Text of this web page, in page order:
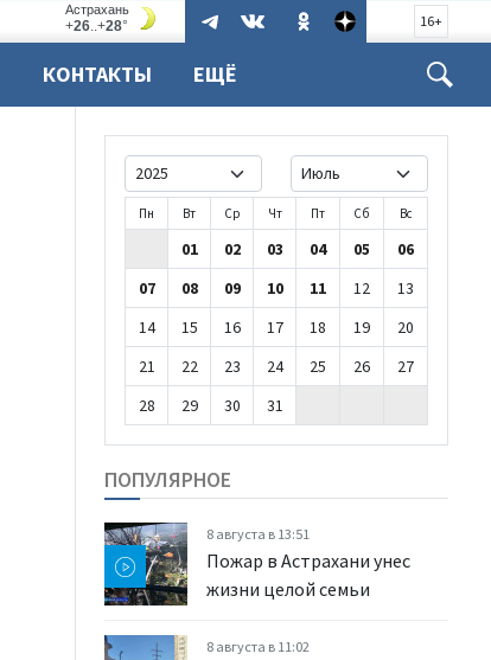
16+
КОНТАКТЫ ЕЩЁ
Пн Вт Ср Чт Пт Сб Вс
01 02 03 04 05
06
07
08 09 10 11 12
13
14
15 16 17 18 19
20
21
22 23 24 25 26
27
28
29 30 31
ПОПУЛЯРНОЕ
8 августа в 13:51
Пожар в Астрахани унес
жизни целой семьи
8 августа в 11:02